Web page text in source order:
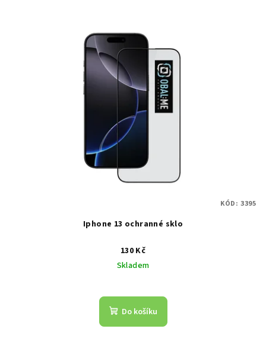
Iphone 13 ochranné sklo
130 Kč
Skladem
Do košíku
KÓD: 3395